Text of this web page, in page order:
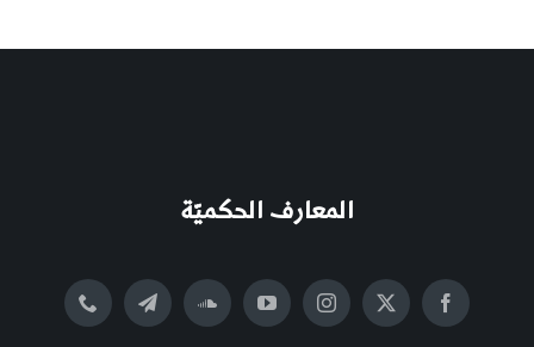
المعارف الحكميّة